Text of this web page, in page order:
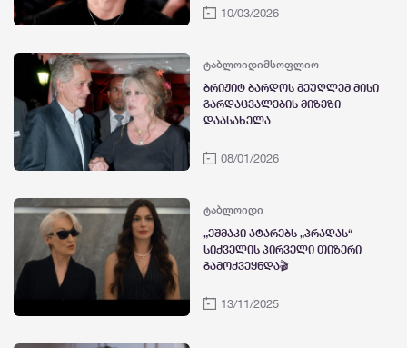
10/03/2026
ტაბლოიდიმსოფლიო
ბრიჟიტ ბარდოს მეუღლემ მისი
გარდაცვალების მიზეზი
დაასახელა
08/01/2026
ტაბლოიდი
„ეშმაკი ატარებს „პრადას“
სიქველის პირველი თიზერი
გამოქვეყნდა🎬
13/11/2025